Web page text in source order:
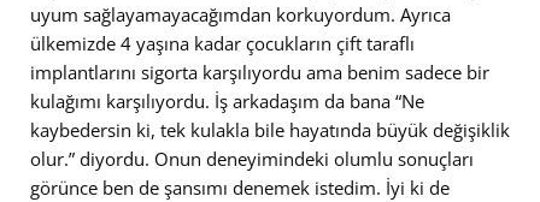
uyum sağlayamayacağımdan korkuyordum. Ayrıca
ülkemizde 4 yaşına kadar çocukların çift taraflı
implantlarını sigorta karşılıyordu ama benim sadece bir
kulağımı karşılıyordu. İş arkadaşım da bana “Ne
kaybedersin ki, tek kulakla bile hayatında büyük değişiklik
olur.” diyordu. Onun deneyimindeki olumlu sonuçları
görünce ben de şansımı denemek istedim. İyi ki de